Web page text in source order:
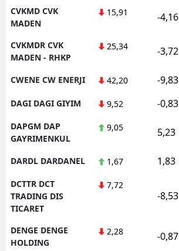
CVKMD CVK
MADEN
15,91 -4,16
CVKMDR CVK
MADEN - RHKP
25,34 -3,72
CWENE CW ENERJI 42,20 -9,83
DAGI DAGI GIYIM 9,52 -0,83
DAPGM DAP
GAYRIMENKUL
9,05 5,23
DARDL DARDANEL 1,67 1,83
DCTTR DCT
TRADING DIS
TICARET
7,72
-8,53
DENGE DENGE
HOLDING
2,28 -0,87